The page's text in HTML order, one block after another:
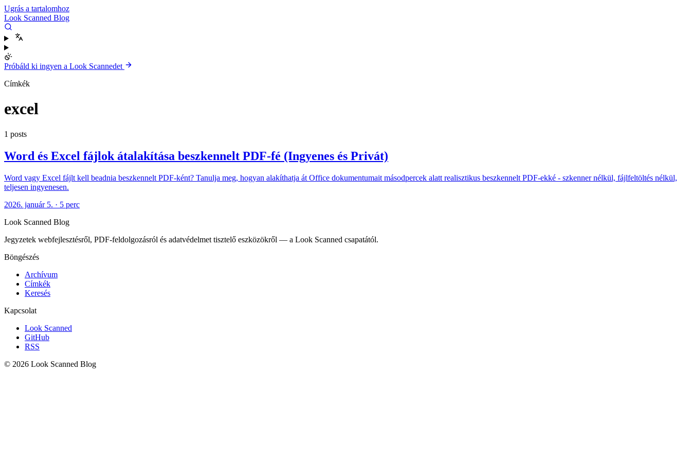
Ugrás a tartalomhoz
Look Scanned Blog
Próbáld ki ingyen a Look Scannedet
Címkék
excel
1 posts
Word és Excel fájlok átalakítása beszkennelt PDF-fé (Ingyenes és Privát)
Word vagy Excel fájlt kell beadnia beszkennelt PDF-ként? Tanulja meg, hogyan alakíthatja át Office dokumentumait másodpercek alatt realisztikus beszkennelt PDF-ekké - szkenner nélkül, fájlfeltöltés nélkül,
teljesen ingyenesen.
2026. január 5. · 5 perc
Look Scanned Blog
Jegyzetek webfejlesztésről, PDF-feldolgozásról és adatvédelmet tisztelő eszközökről — a Look Scanned csapatától.
Böngészés
Archívum
Címkék
Keresés
Kapcsolat
Look Scanned
GitHub
RSS
© 2026 Look Scanned Blog